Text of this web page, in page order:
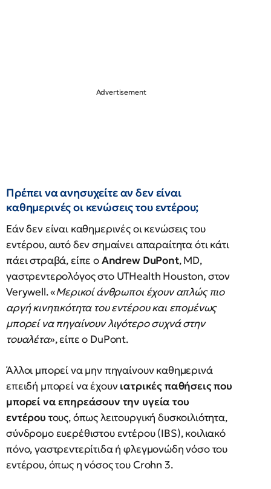
Πρέπει να ανησυχείτε αν δεν είναι
καθημερινές οι κενώσεις του εντέρου;
Εάν δεν είναι καθημερινές οι κενώσεις του
εντέρου, αυτό δεν σημαίνει απαραίτητα ότι κάτι
πάει στραβά, είπε οAndrew DuPont, MD,
γαστρεντερολόγος στο UTHealth Houston, στον
Verywell. «Μερικοί άνθρωποι έχουν απλώς πιο
αργή κινητικότητα του εντέρου και επομένως
μπορεί να πηγαίνουν λιγότερο συχνά στην
τουαλέτα», είπε ο DuPont.
Άλλοι μπορεί να μην πηγαίνουν καθημερινά
επειδή μπορεί να έχουνιατρικές παθήσεις που
μπορεί να επηρεάσουν την υγεία του
εντέρου τους, όπως λειτουργική δυσκοιλιότητα,
σύνδρομο ευερέθιστου εντέρου (IBS), κοιλιακό
πόνο, γαστρεντερίτιδα ή φλεγμονώδη νόσο του
εντέρου, όπως η νόσος του Crohn 3.